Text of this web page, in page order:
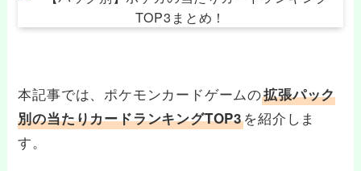
本記事では、ポケモンカードゲームの拡張パック
別の当たりカードランキングTOP3を紹介しま
す。